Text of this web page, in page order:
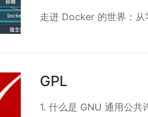
走进 Docker 的世界：
GPL
1. 什么是 GNU 通用公共